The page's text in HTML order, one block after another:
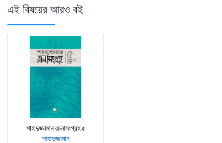
এই বিষয়ের আরও বই
শাহাদুজ্জামান রচনাসংগ্রহ ৫
শাহাদুজ্জামান